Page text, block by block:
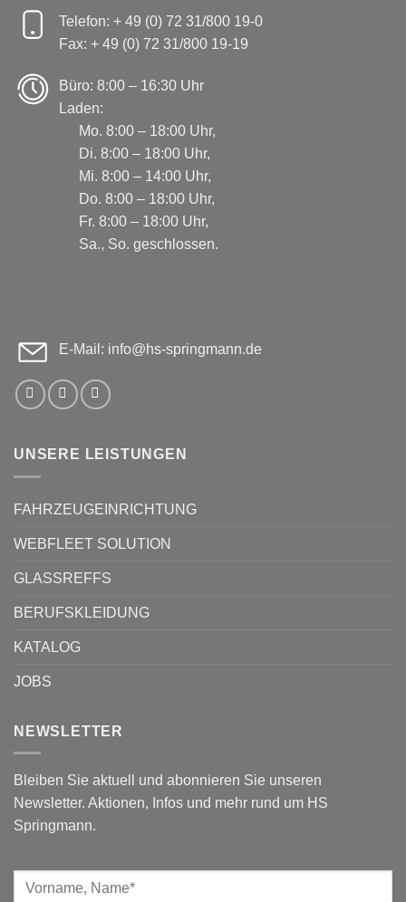
Telefon: + 49 (0) 72 31/800 19-0
Fax: + 49 (0) 72 31/800 19-19
Büro: 8:00 – 16:30 Uhr
Laden:
Mo. 8:00 – 18:00 Uhr,
Di. 8:00 – 18:00 Uhr,
Mi. 8:00 – 14:00 Uhr,
Do. 8:00 – 18:00 Uhr,
Fr. 8:00 – 18:00 Uhr,
Sa., So. geschlossen.
E-Mail: info@hs-springmann.de
UNSERE LEISTUNGEN
FAHRZEUGEINRICHTUNG
WEBFLEET SOLUTION
GLASSREFFS
BERUFSKLEIDUNG
KATALOG
JOBS
NEWSLETTER
Bleiben Sie aktuell und abonnieren Sie unseren
Newsletter. Aktionen, Infos und mehr rund um HS
Springmann.